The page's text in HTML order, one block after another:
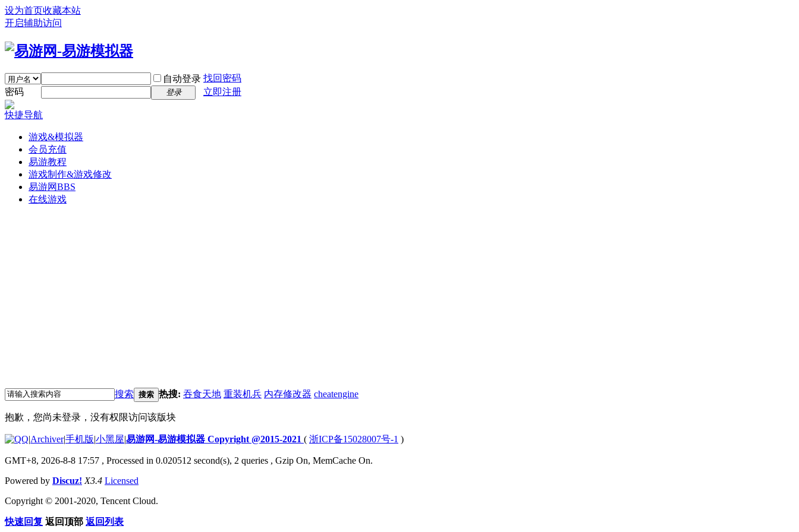
设为首页收藏本站
开启辅助访问
自动登录 找回密码
密码
登录 立即注册
快捷导航
游戏&模拟器
会员充值
易游教程
游戏制作&游戏修改
易游网BBS
在线游戏
搜索 搜索 热搜: 吞食天地 重装机兵 内存修改器 cheatengine
抱歉，您尚未登录，没有权限访问该版块
|Archiver|手机版|小黑屋|易游网-易游模拟器 Copyright @2015-2021 ( 浙ICP备15028007号-1 )
GMT+8, 2026-8-8 17:57 , Processed in 0.020512 second(s), 2 queries , Gzip On, MemCache On.
Powered by Discuz! X3.4 Licensed
Copyright © 2001-2020, Tencent Cloud.
快速回复 返回顶部 返回列表